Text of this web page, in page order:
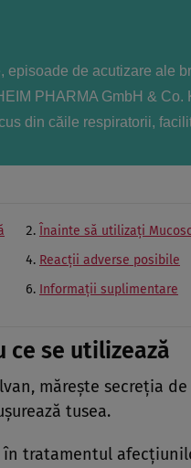
episoade de acutizare ale
PHARMA GmbH & Co.
din căile respiratorii,
Înainte să utilizaţi
Reacţii adverse posibile
Informaţii suplimentare
ce se utilizează
măreşte secreţia
tusea.
tratamentul